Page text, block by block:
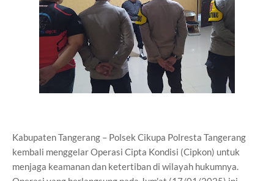
Kabupaten Tangerang – Polsek Cikupa Polresta Tangerang
kembali menggelar Operasi Cipta Kondisi (Cipkon) untuk
menjaga keamanan dan ketertiban di wilayah hukumnya.